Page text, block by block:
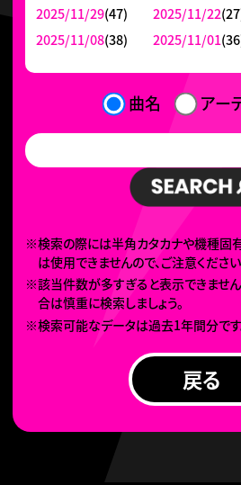
2025/11/29(47) 2025/11/22
2025/11/08(38) 2025/11/01
曲名 アー
※検索の際には半角カタカナや機種固
は使用できませんので、ご注意ください
※該当件数が多すぎると表示できませ
合は慎重に検索しましょう。
※検索可能なデータは過去1年間分です
戻る